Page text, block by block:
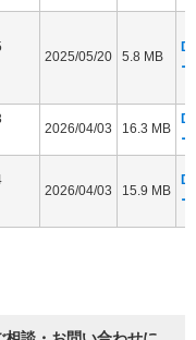
2025/05/20 5.8 MB
2026/04/03 16.3 MB
2026/04/03 15.9 MB